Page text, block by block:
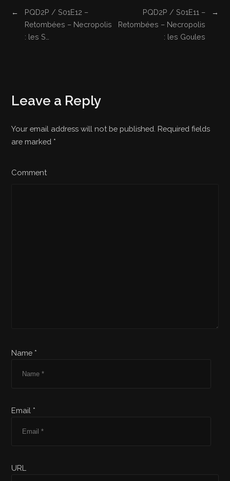
PQD2P / S01E11 –
Retombées – Necropolis
: les Goules
→
←
PQD2P / S01E12 –
Retombées – Necropolis
: les S…
Leave a Reply
Your email address will not be published. Required fields
are marked *
Comment
Name *
Email *
URL